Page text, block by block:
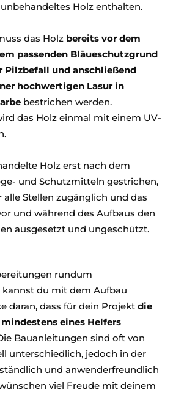
Holz enthalten.
das Holz bereits vor dem
passenden Bläueschutzgrund
Pilzbefall und anschließend
hochwertigen Lasur in
bestrichen werden.
das Holz einmal mit einem UV-
Holz erst nach dem
und Schutzmitteln gestrichen,
Stellen zugänglich und das
und während des Aufbaus den
ausgesetzt und ungeschützt.
rundum
kannst du mit dem Aufbau
daran, dass für dein Projekt die
eines Helfers
Bauanleitungen sind oft von
unterschiedlich, jedoch in der
und anwenderfreundlich
viel Freude mit deinem